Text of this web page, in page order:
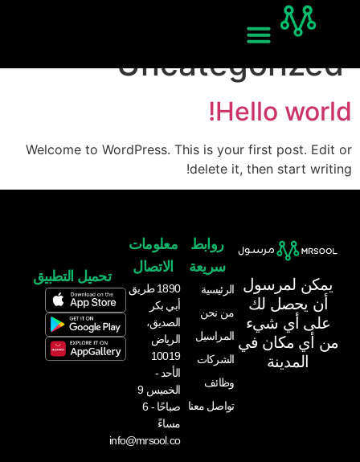
Category:
Uncategorized
Hello world!
Welcome to WordPress. This is your first post. Edit or
delete it, then start writing!
يمكن لمرسول
أن يحصل لك
على أي شيء
من أي مكان في
المدينة
روابط
سريعة
الرئيسية
من نحن
المراسيل
الشركات
وظائف
تواصل معنا
معلومات
الاتصال
1890 طريق
أبي بكر
الصديق،
الرياض
10019
الأحد -
الخميس 9
صباحًا - 6
مساءً
info@mrsool.co
تحميل التطبيق